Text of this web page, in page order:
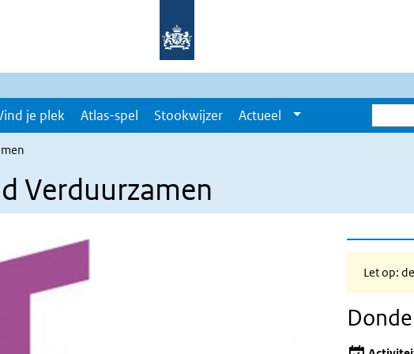
je plek Atlas-spel Stookwijzer Actueel
Zoeken
Verduurzamen
Let op: